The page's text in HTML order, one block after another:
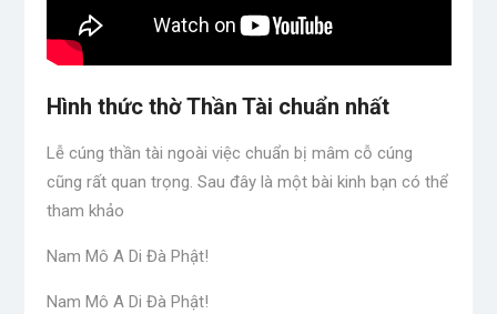
Hình thức thờ Thần Tài chuẩn nhất
Lễ cúng thần tài ngoài việc chuẩn bị mâm cỗ cúng
cũng rất quan trọng. Sau đây là một bài kinh bạn có thể
tham khảo
Nam Mô A Di Đà Phật!
Nam Mô A Di Đà Phật!